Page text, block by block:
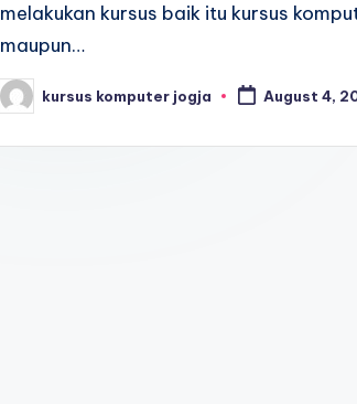
melakukan kursus baik itu kursus
maupun…
kursus komputer jogja August 4,